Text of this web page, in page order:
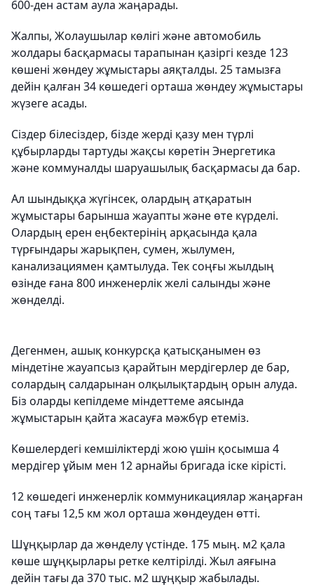
600-ден астам аула жаңарады.
Жалпы, Жолаушылар көлігі және автомобиль
жолдары басқармасы тарапынан қазіргі кезде 123
көшені жөндеу жұмыстары аяқталды. 25 тамызға
дейін қалған 34 көшедегі орташа жөндеу жұмыстары
жүзеге асады.
Сіздер білесіздер, бізде жерді қазу мен түрлі
құбырларды тартуды жақсы көретін Энергетика
және коммуналды шаруашылық басқармасы да бар.
Ал шындыққа жүгінсек, олардың атқаратын
жұмыстары барынша жауапты және өте күрделі.
Олардың ерен еңбектерінің арқасында қала
түрғындары жарықпен, сумен, жылумен,
канализациямен қамтылуда. Тек соңғы жылдың
өзінде ғана 800 инженерлік желі салынды және
жөнделді.
Дегенмен, ашық конкурсқа қатысқанымен өз
міндетіне жауапсыз қарайтын мердігерлер де бар,
солардың салдарынан олқылықтардың орын алуда.
Біз оларды кепілдеме міндеттеме аясында
жұмыстарын қайта жасауға мәжбүр етеміз.
Көшелердегі кемшіліктерді жою үшін қосымша 4
мердігер ұйым мен 12 арнайы бригада іске кірісті.
12 көшедегі инженерлік коммуникациялар жаңарған
соң тағы 12,5 км жол орташа жөндеуден өтті.
Шұңқырлар да жөнделу үстінде. 175 мың. м2 қала
көше шұңқырлары ретке келтірілді. Жыл аяғына
дейін тағы да 370 тыс. м2 шұңқыр жабылады.